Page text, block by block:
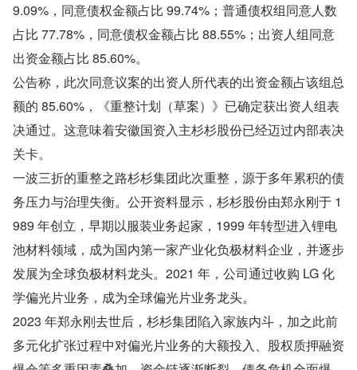
9.09%，同意债权金额占比 99.74%；普通债权组同意人数
占比 77.78%，同意债权金额占比 88.55%；出资人组同意
出资金额占比 85.60%。
公告称，此次同意议案的出资人所代表的出资金额占该组总
额的 85.60%，《重整计划（草案）》已确定获出资人组表
决通过。这意味着安徽国资入主杉杉股份已经迈过内部表决
关卡。
一波三折的重整之路杉杉集团此次重整，源于多年累积的债
务压力与治理失衡。公开资料显示，杉杉股份由郑永刚于 1
989 年创立，早期以服装业务起家，1999 年转型进入锂电
池材料领域，成为国内第一家产业化负极材料企业，并逐步
发展为全球负极材料龙头。2021 年，公司通过收购 LG 化
学偏光片业务，成为全球偏光片业务龙头。
2023 年郑永刚去世后，杉杉集团陷入家族内斗，加之此前
多元化扩张过程中对偏光片业务的大额投入、股权质押融资